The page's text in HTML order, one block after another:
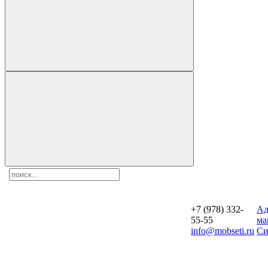
+7 (978) 332-
55-55
info@mobseti.ru